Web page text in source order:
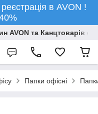
в AVON !
AVON та Канцтоварів
Папки офісні